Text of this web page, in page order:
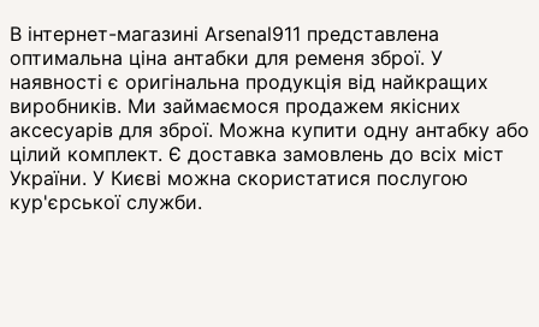
В інтернет-магазині Arsenal911 представлена
оптимальна ціна антабки для ременя зброї. У
наявності є оригінальна продукція від найкращих
виробників. Ми займаємося продажем якісних
аксесуарів для зброї. Можна купити одну антабку або
цілий комплект. Є доставка замовлень до всіх міст
України. У Києві можна скористатися послугою
кур'єрської служби.